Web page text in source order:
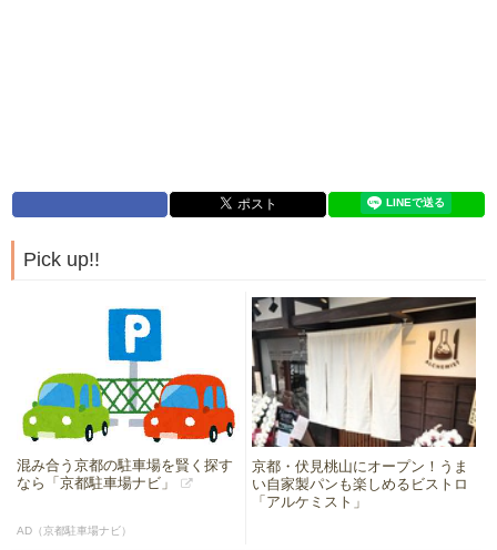
Pick up!!
混み合う京都の駐車場を賢く探す
なら「京都駐車場ナビ」
AD（京都駐車場ナビ）
京都・伏見桃山にオープン！うま
い自家製パンも楽しめるビストロ
「アルケミスト」